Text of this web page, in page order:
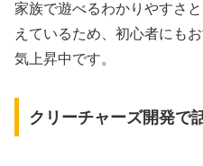
家族で遊べるわかりやすさ
えているため、初心者にも
気上昇中です。
クリーチャーズ開発で